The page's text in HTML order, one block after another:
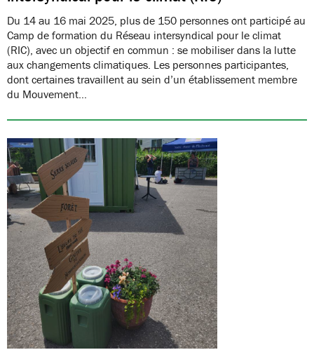
Du 14 au 16 mai 2025, plus de 150 personnes ont participé au
Camp de formation du Réseau intersyndical pour le climat
(RIC), avec un objectif en commun : se mobiliser dans la lutte
aux changements climatiques. Les personnes participantes,
dont certaines travaillent au sein d’un établissement membre
du Mouvement…